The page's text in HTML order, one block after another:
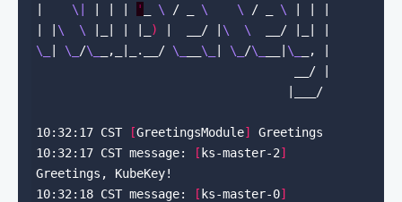
\| ' \ / _ \ \ / _ \
\ \ ) |  __/ | \ \
\_
\_ /\_ _,_|_.__/ \_ \_ \_ /\_ \_
10:32:17 CST [GreetingsModule]
10:32:17 CST message:
[ ks-master-2]
10:32:18 CST message:
[ ks-master-0]